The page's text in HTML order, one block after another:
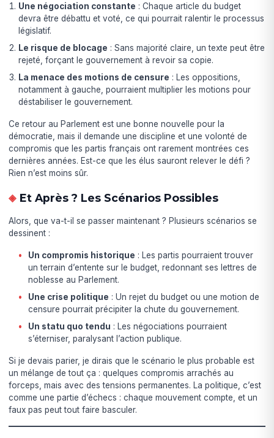
Une négociation constante : Chaque article du budget
devra être débattu et voté, ce qui pourrait ralentir le processus
législatif.
Le risque de blocage : Sans majorité claire, un texte peut être
rejeté, forçant le gouvernement à revoir sa copie.
La menace des motions de censure : Les oppositions,
notamment à gauche, pourraient multiplier les motions pour
déstabiliser le gouvernement.
Ce retour au Parlement est une bonne nouvelle pour la
démocratie, mais il demande une discipline et une volonté de
compromis que les partis français ont rarement montrées ces
dernières années. Est-ce que les élus sauront relever le défi ?
Rien n’est moins sûr.
Et Après ? Les Scénarios Possibles
Alors, que va-t-il se passer maintenant ? Plusieurs scénarios se
dessinent :
Un compromis historique : Les partis pourraient trouver
un terrain d’entente sur le budget, redonnant ses lettres de
noblesse au Parlement.
Une crise politique : Un rejet du budget ou une motion de
censure pourrait précipiter la chute du gouvernement.
Un statu quo tendu : Les négociations pourraient
s’éterniser, paralysant l’action publique.
Si je devais parier, je dirais que le scénario le plus probable est
un mélange de tout ça : quelques compromis arrachés au
forceps, mais avec des tensions permanentes. La politique, c’est
comme une partie d’échecs : chaque mouvement compte, et un
faux pas peut tout faire basculer.